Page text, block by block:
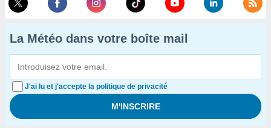
La Météo dans votre boîte mail
J'ai lu et j'accepte la politique de privacité